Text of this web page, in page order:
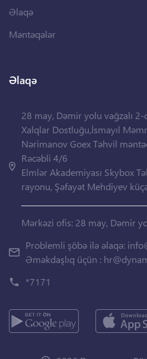
Əlaqə
Məntəqələr
Əlaqə
28 may, Dəmir yolu vağzalı
Xalqlar Dostluğu,İsmayıl
Nərimanov Goex Təhvil
Rəcəbli 4/6
Elmlər Akademiyası Skybox
rayonu, Şəfayət Mehdiyev
Mərkəzi ofis: 28 may, Dəmir
Problemli şöbə ilə əlaqə:
Əməkdaşlıq üçün :
*7171